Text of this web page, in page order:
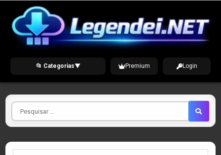
content
📂 Categorias▼ Premium Login
Pesquisar
por